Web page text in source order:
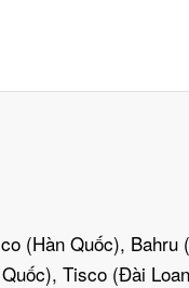
(Hàn Quốc),
Tisco (Đài